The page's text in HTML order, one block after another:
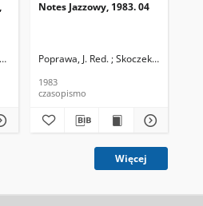
Skoczek, T. Red.
Notes Jazzowy, 1983. 04
Poprawa, J. Red. ; Skoczek T. Red.
1983
czasopismo
Więcej